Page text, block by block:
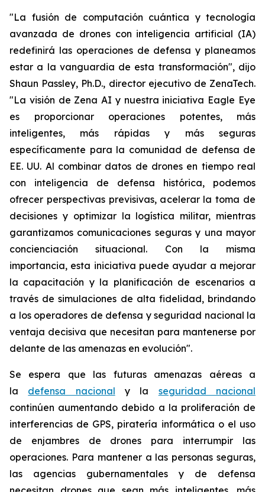
"La fusión de computación cuántica y tecnología
avanzada de drones con inteligencia artificial (IA)
redefinirá las operaciones de defensa y planeamos
estar a la vanguardia de esta transformación", dijo
Shaun Passley, Ph.D., director ejecutivo de ZenaTech.
"La visión de Zena AI y nuestra iniciativa Eagle Eye
es proporcionar operaciones potentes, más
inteligentes, más rápidas y más seguras
específicamente para la comunidad de defensa de
EE. UU. Al combinar datos de drones en tiempo real
con inteligencia de defensa histórica, podemos
ofrecer perspectivas previsivas, acelerar la toma de
decisiones y optimizar la logística militar, mientras
garantizamos comunicaciones seguras y una mayor
concienciación situacional. Con la misma
importancia, esta iniciativa puede ayudar a mejorar
la capacitación y la planificación de escenarios a
través de simulaciones de alta fidelidad, brindando
a los operadores de defensa y seguridad nacional la
ventaja decisiva que necesitan para mantenerse por
delante de las amenazas en evolución".
Se espera que las futuras amenazas aéreas a
la defensa nacional y la seguridad nacional
continúen aumentando debido a la proliferación de
interferencias de GPS, piratería informática o el uso
de enjambres de drones para interrumpir las
operaciones. Para mantener a las personas seguras,
las agencias gubernamentales y de defensa